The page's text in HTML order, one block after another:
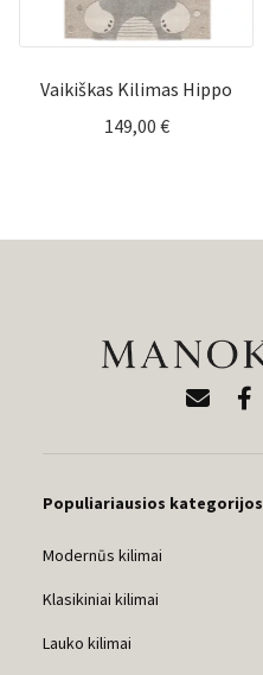
Vaikiškas Kilimas Hippo
149,00 €
Populiariausios kategorijos
Modernūs kilimai
Klasikiniai kilimai
Lauko kilimai